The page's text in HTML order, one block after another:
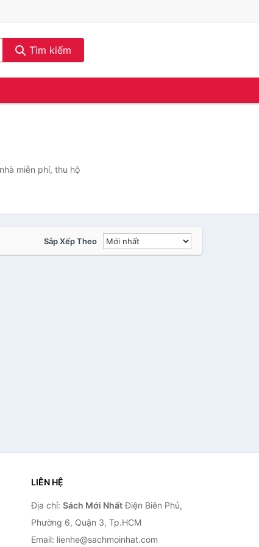
Tìm kiếm
miễn phí, thu hộ
Sắp Xếp Theo
LIÊN HỆ
Địa chỉ: Sách Mới NhấtĐiện Biên Phủ,
Phường 6, Quận 3, Tp.HCM
Email: lienhe@sachmoinhat.com